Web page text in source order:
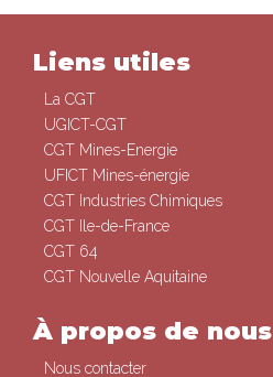
Liens utiles
La CGT
UGICT-CGT
CGT Mines-Energie
UFICT Mines-énergie
CGT Industries Chimiques
CGT Ile-de-France
CGT 64
CGT Nouvelle Aquitaine
À propos de nous
Nous contacter